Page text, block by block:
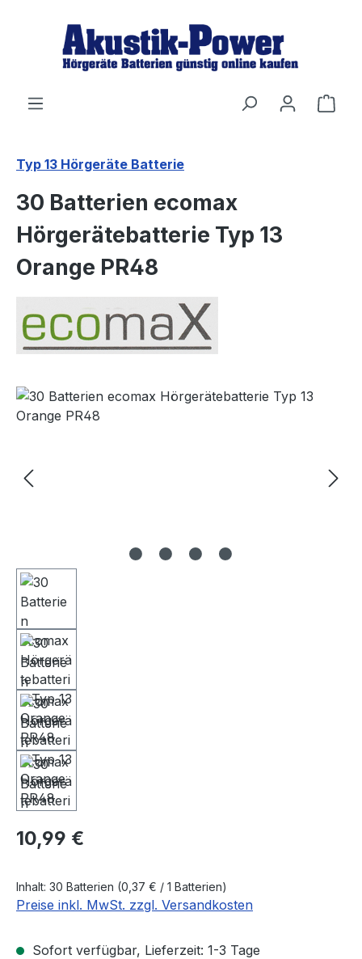
Typ 13 Hörgeräte Batterie
30 Batterien ecomax
Hörgerätebatterie Typ 13
Orange PR48
Bildergalerie überspringen
Regulärer Preis:
10,99 €
Inhalt: 30 Batterien (0,37 € / 1 Batterien)
Preise inkl. MwSt. zzgl. Versandkosten
Sofort verfügbar, Lieferzeit: 1-3 Tage